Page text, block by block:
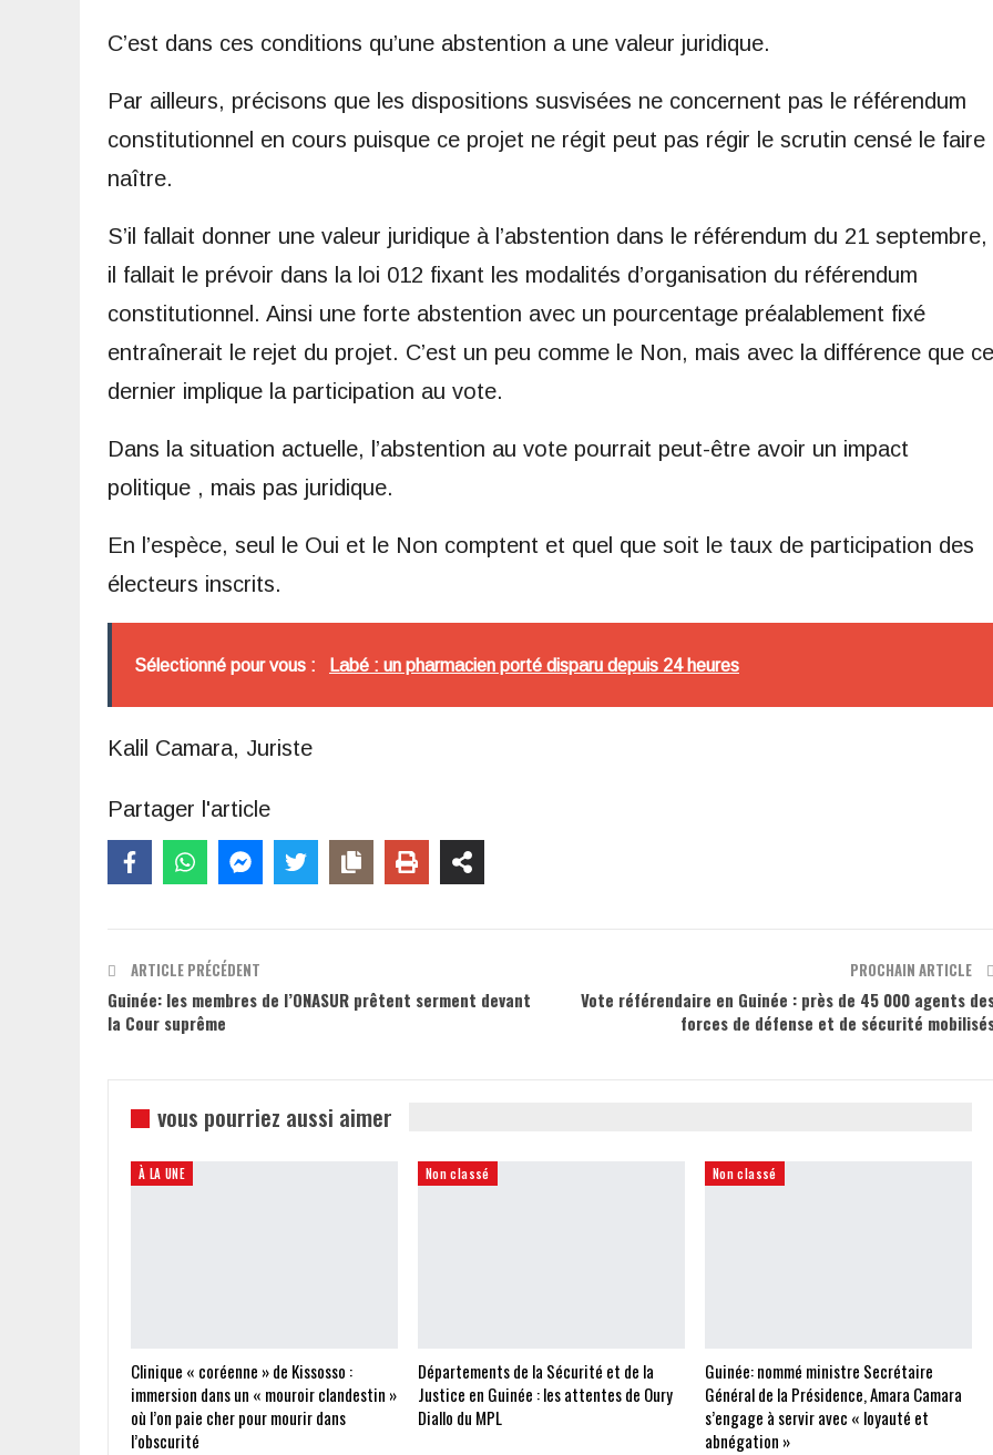
C’est dans ces conditions qu’une abstention a une valeur juridique.
Par ailleurs, précisons que les dispositions susvisées ne concernent pas le référendum
constitutionnel en cours puisque ce projet ne régit peut pas régir le scrutin censé le faire
naître.
S’il fallait donner une valeur juridique à l’abstention dans le référendum du 21 septembre,
il fallait le prévoir dans la loi 012 fixant les modalités d’organisation du référendum
constitutionnel. Ainsi une forte abstention avec un pourcentage préalablement fixé
entraînerait le rejet du projet. C’est un peu comme le Non, mais avec la différence que ce
dernier implique la participation au vote.
Dans la situation actuelle, l’abstention au vote pourrait peut-être avoir un impact
politique , mais pas juridique.
En l’espèce, seul le Oui et le Non comptent et quel que soit le taux de participation des
électeurs inscrits.
Sélectionné pour vous : Labé : un pharmacien porté disparu depuis 24 heures
Kalil Camara, Juriste
Partager l'article
ARTICLE PRÉCÉDENT
Guinée: les membres de l’ONASUR prêtent serment devant
la Cour suprême
PROCHAIN ARTICLE
Vote référendaire en Guinée : près de 45 000 agents
forces de défense et de sécurité
vous pourriez aussi aimer
À LA UNE
Clinique « coréenne » de Kissosso :
immersion dans un « mouroir clandestin »
où l’on paie cher pour mourir dans
l’obscurité
Non classé
Départements de la Sécurité et de la
Justice en Guinée : les attentes de Oury
Diallo du MPL
Non classé
Guinée: nommé ministre Secrétaire
Général de la Présidence, Amara Camara
s’engage à servir avec « loyauté et
abnégation »